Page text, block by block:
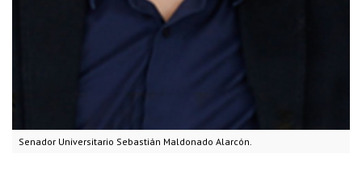
Senador Universitario Sebastián Maldonado Alarcón.